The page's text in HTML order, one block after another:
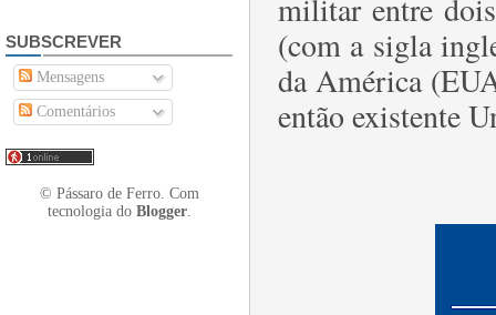
SUBSCREVER
Mensagens
Comentários
© Pássaro de Ferro. Com
tecnologia do Blogger.
militar entre
(com a sigla
da América
então existente